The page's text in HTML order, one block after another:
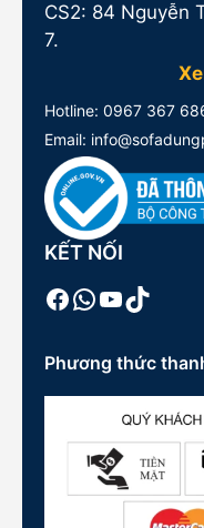
CS2: 84 Nguyễn
7.
Hotline: 0967 367
Email:
KẾT NỐI
Facebook
WhatsApp
Youtube
TikTok
Phương thức